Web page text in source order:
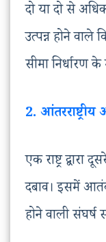
दो या दो से
उत्पन्न होने वाले
सीमा निर्धारण
2.
एक राष्ट्र
दबाव। इसमें
होने वाली